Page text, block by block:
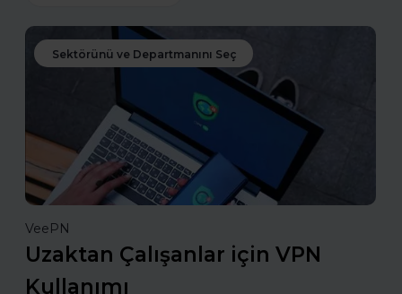
Sektörünü ve Departmanını Seç
VeePN
Uzaktan Çalışanlar için VPN
Kullanımı